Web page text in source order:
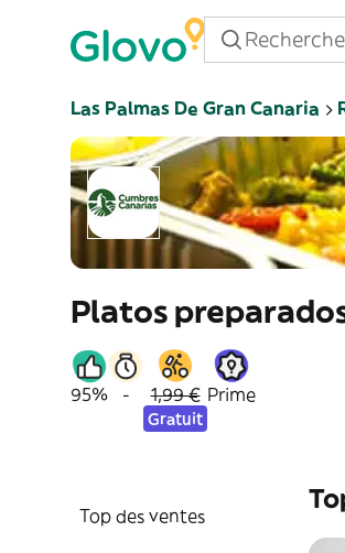
Las Palmas De Gran Canaria
Platos
95% - 1,99 €
Gratuit
Prime
Top des ventes